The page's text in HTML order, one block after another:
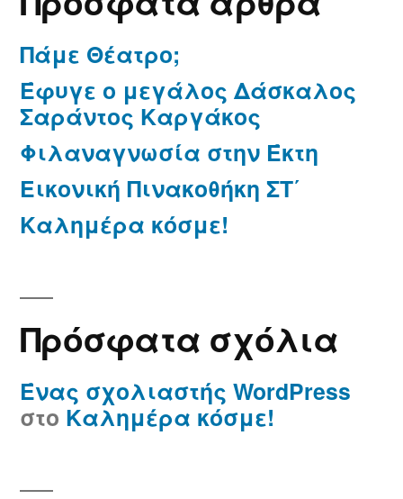
Πάμε Θέατρο;
Έφυγε ο μεγάλος Δάσκαλος
Σαράντος Καργάκος
Φιλαναγνωσία στην Έκτη
Εικονική Πινακοθήκη ΣΤ΄
Καλημέρα κόσμε!
Πρόσφατα σχόλια
Ένας σχολιαστής WordPress
στο Καλημέρα κόσμε!